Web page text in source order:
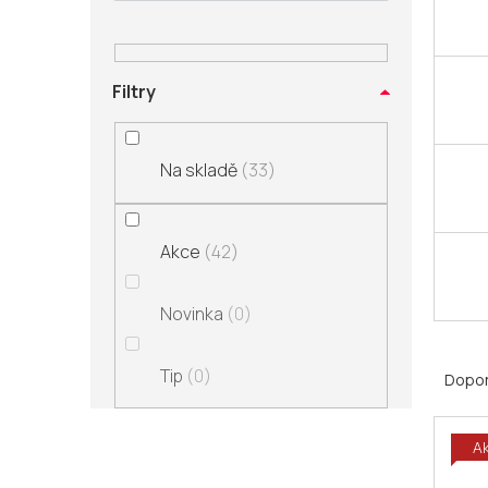
Filtry
Na skladě 33
Akce 42
Novinka 0
Tip 0
a
V